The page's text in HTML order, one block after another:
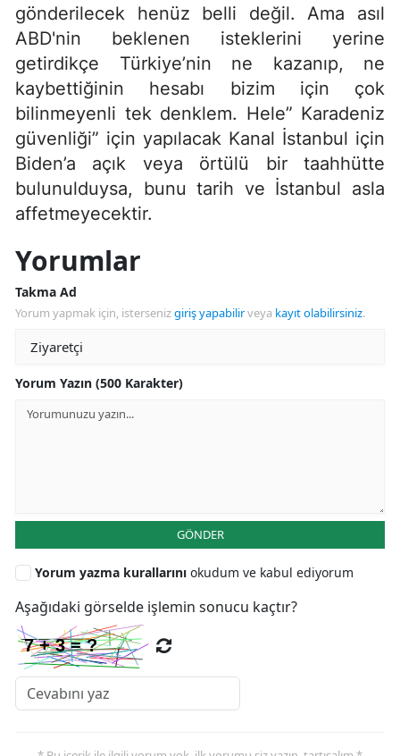
gönderilecek henüz belli değil. Ama asıl
ABD'nin beklenen isteklerini yerine
getirdikçe Türkiye’nin ne kazanıp, ne
kaybettiğinin hesabı bizim için çok
bilinmeyenli tek denklem. Hele” Karadeniz
güvenliği” için yapılacak Kanal İstanbul için
Biden’a açık veya örtülü bir taahhütte
bulunulduysa, bunu tarih ve İstanbul asla
affetmeyecektir.
Yorumlar
Takma Ad
Yorum yapmak için, istersenizgiriş yapabilirveya kayıt olabilirsiniz.
Yorum Yazın (500 Karakter)
GÖNDER
Yorum yazma kurallarını okudum ve kabul ediyorum
Aşağıdaki görselde işlemin sonucu kaçtır?